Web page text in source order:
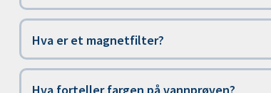
Hva er et magnetfilter?